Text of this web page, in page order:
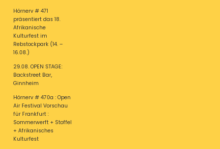
Hörnerv # 471
präsentiert das 18.
Afrikanische
Kulturfest im
Rebstockpark (14. –
16.08.)
29.08. OPEN STAGE:
Backstreet Bar,
Ginnheim
Hörnerv # 470a : Open
Air Festival Vorschau
für Frankfurt :
Sommerwerft + Stoffel
+ Afrikanisches
Kulturfest